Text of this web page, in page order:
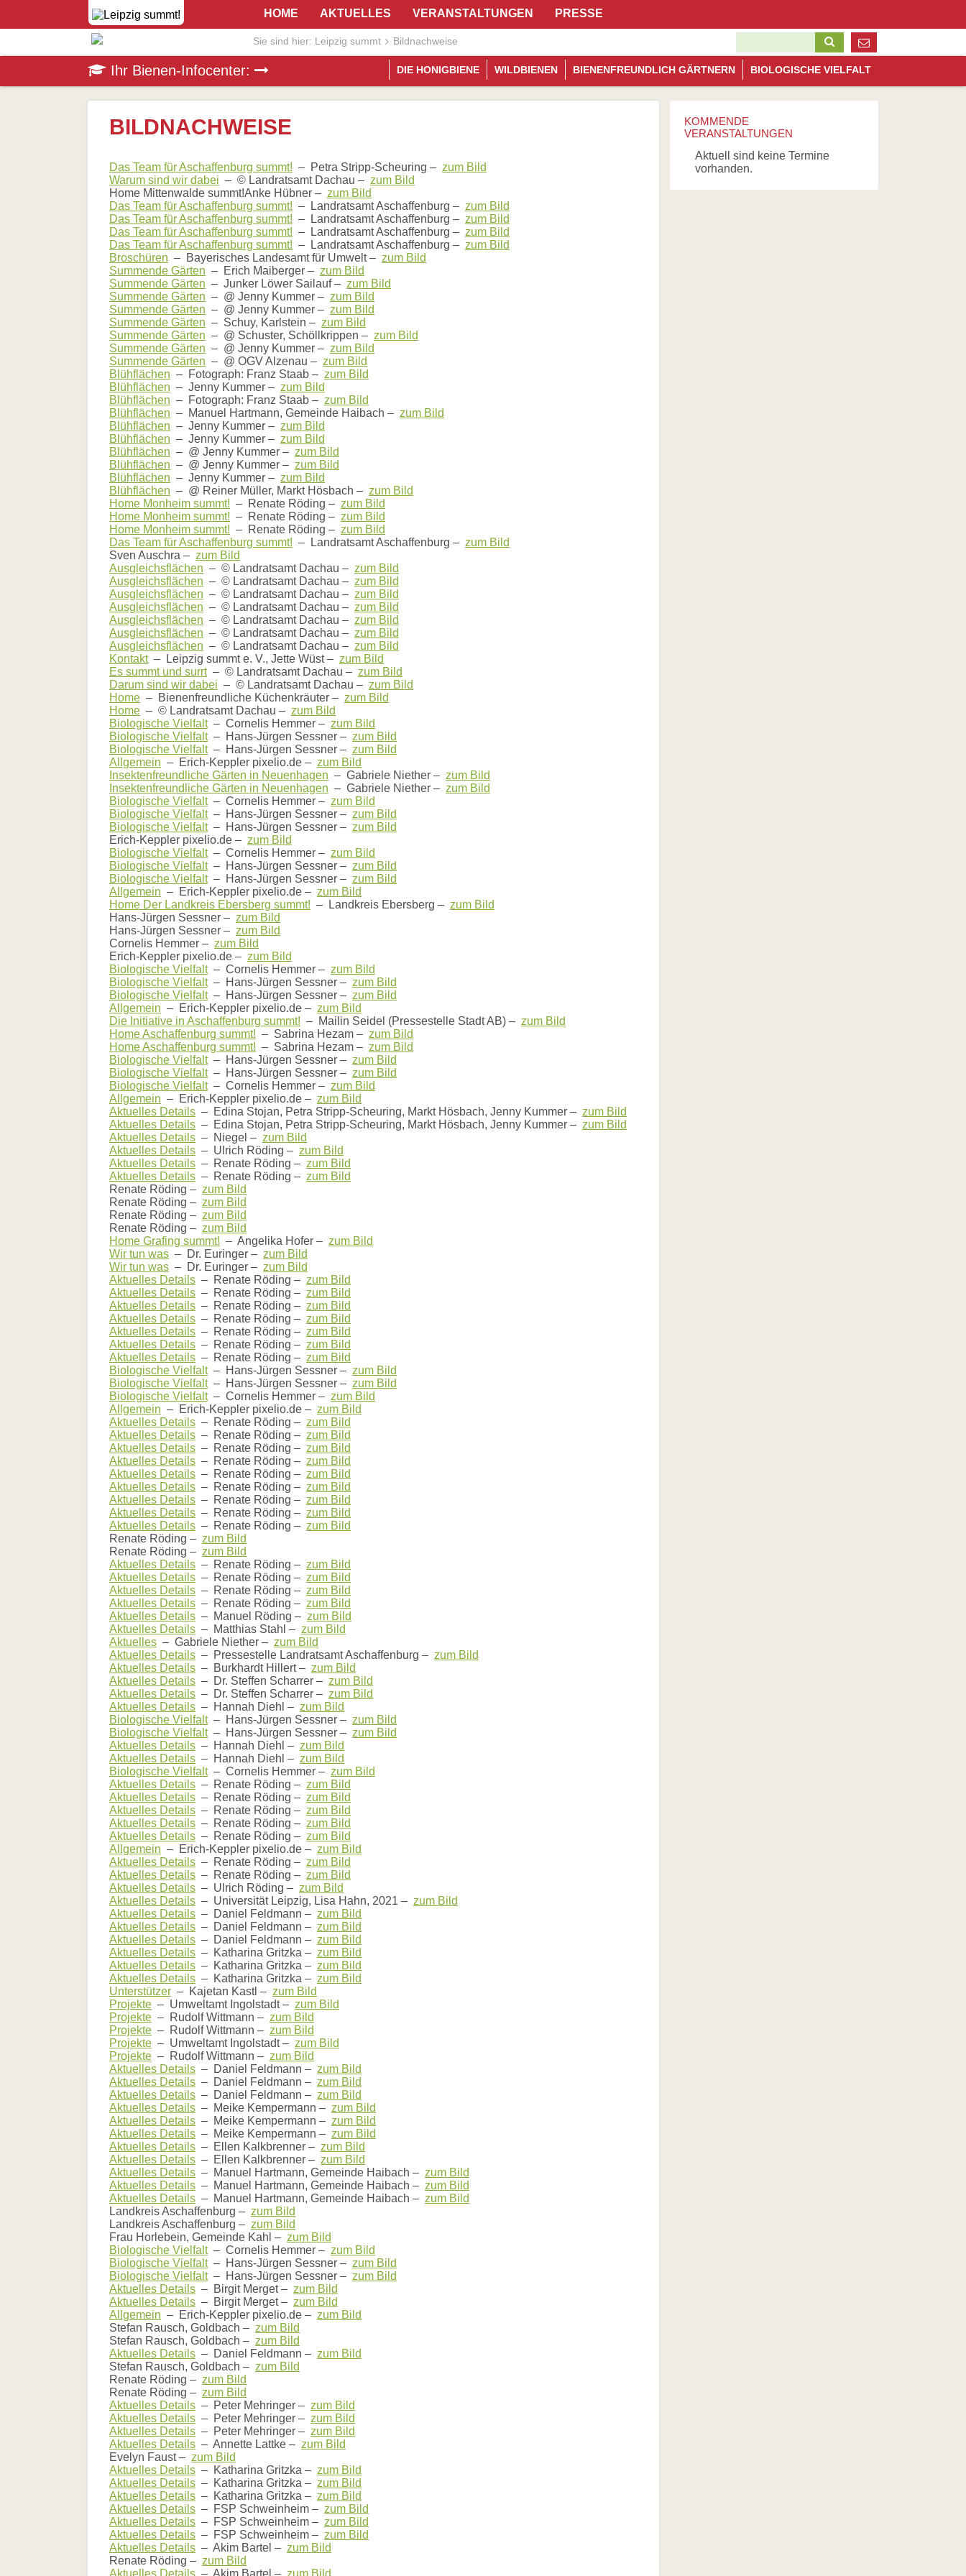
überspringen
Aktuelles
Veranstaltungen
Presse
Pressematerial/Downloads
Pressestimmen
HOME AKTUELLES VERANSTALTUNGEN
PRESSE
Sie sind hier: Leipzig summt Bildnachweise
Ihr Bienen-Infocenter: DIE HONIGBIENE WILDBIENEN BIENENFREUNDLICH GÄRTNERN BIOLOGISCHE VIELFALT
Navigation
überspringen
Die
Honigbiene
Bestäubungsfunktion
Bienensterben
Wesensgemäße
Bienenhaltung
Stadtimkerei
Literatur
Links
Wildbienen
Wildbienenarten
Bestäubungsfunktion
Gefährdung
Schutz
Hilfe
Literatur
Links
Bienenfreundlich
Gärtnern
Allgemein
Links
Biologische
Vielfalt
BILDNACHWEISE
Das Team für Aschaffenburg summt! – Petra Stripp-Scheuring – zum Bild
Warum sind wir dabei – © Landratsamt Dachau – zum Bild
Home Mittenwalde summt!Anke Hübner – zum Bild
Das Team für Aschaffenburg summt! – Landratsamt Aschaffenburg – zum Bild
Das Team für Aschaffenburg summt! – Landratsamt Aschaffenburg – zum Bild
Das Team für Aschaffenburg summt! – Landratsamt Aschaffenburg – zum Bild
Das Team für Aschaffenburg summt! – Landratsamt Aschaffenburg – zum Bild
Broschüren – Bayerisches Landesamt für Umwelt – zum Bild
Summende Gärten – Erich Maiberger – zum Bild
Summende Gärten – Junker Löwer Sailauf – zum Bild
Summende Gärten – @ Jenny Kummer – zum Bild
Summende Gärten – @ Jenny Kummer – zum Bild
Summende Gärten – Schuy, Karlstein – zum Bild
Summende Gärten – @ Schuster, Schöllkrippen – zum Bild
Summende Gärten – @ Jenny Kummer – zum Bild
Summende Gärten – @ OGV Alzenau – zum Bild
Blühflächen – Fotograph: Franz Staab – zum Bild
Blühflächen – Jenny Kummer – zum Bild
Blühflächen – Fotograph: Franz Staab – zum Bild
Blühflächen – Manuel Hartmann, Gemeinde Haibach – zum Bild
Blühflächen – Jenny Kummer – zum Bild
Blühflächen – Jenny Kummer – zum Bild
Blühflächen – @ Jenny Kummer – zum Bild
Blühflächen – @ Jenny Kummer – zum Bild
Blühflächen – Jenny Kummer – zum Bild
Blühflächen – @ Reiner Müller, Markt Hösbach – zum Bild
Home Monheim summt! – Renate Röding – zum Bild
Home Monheim summt! – Renate Röding – zum Bild
Home Monheim summt! – Renate Röding – zum Bild
Das Team für Aschaffenburg summt! – Landratsamt Aschaffenburg – zum Bild
Sven Auschra – zum Bild
Ausgleichsflächen – © Landratsamt Dachau – zum Bild
Ausgleichsflächen – © Landratsamt Dachau – zum Bild
Ausgleichsflächen – © Landratsamt Dachau – zum Bild
Ausgleichsflächen – © Landratsamt Dachau – zum Bild
Ausgleichsflächen – © Landratsamt Dachau – zum Bild
Ausgleichsflächen – © Landratsamt Dachau – zum Bild
Ausgleichsflächen – © Landratsamt Dachau – zum Bild
Kontakt– Leipzig summt e. V., Jette Wüst – zum Bild
Es summt und surrt– © Landratsamt Dachau – zum Bild
Darum sind wir dabei – © Landratsamt Dachau – zum Bild
Home – Bienenfreundliche Küchenkräuter – zum Bild
Home – © Landratsamt Dachau – zum Bild
Biologische Vielfalt– Cornelis Hemmer – zum Bild
Biologische Vielfalt– Hans-Jürgen Sessner – zum Bild
Biologische Vielfalt– Hans-Jürgen Sessner – zum Bild
Allgemein – Erich-Keppler pixelio.de – zum Bild
Insektenfreundliche Gärten in Neuenhagen – Gabriele Niether – zum Bild
Insektenfreundliche Gärten in Neuenhagen – Gabriele Niether – zum Bild
Biologische Vielfalt– Cornelis Hemmer – zum Bild
Biologische Vielfalt– Hans-Jürgen Sessner – zum Bild
Biologische Vielfalt– Hans-Jürgen Sessner – zum Bild
Erich-Keppler pixelio.de – zum Bild
Biologische Vielfalt– Cornelis Hemmer – zum Bild
Biologische Vielfalt– Hans-Jürgen Sessner – zum Bild
Biologische Vielfalt– Hans-Jürgen Sessner – zum Bild
Allgemein – Erich-Keppler pixelio.de – zum Bild
Home Der Landkreis Ebersberg summt! – Landkreis Ebersberg – zum Bild
Hans-Jürgen Sessner – zum Bild
Hans-Jürgen Sessner – zum Bild
Cornelis Hemmer – zum Bild
Erich-Keppler pixelio.de – zum Bild
Biologische Vielfalt– Cornelis Hemmer – zum Bild
Biologische Vielfalt– Hans-Jürgen Sessner – zum Bild
Biologische Vielfalt– Hans-Jürgen Sessner – zum Bild
Allgemein – Erich-Keppler pixelio.de – zum Bild
Die Initiative in Aschaffenburg summt! – Mailin Seidel (Pressestelle Stadt AB) – zum Bild
Home Aschaffenburg summt! – Sabrina Hezam – zum Bild
Home Aschaffenburg summt! – Sabrina Hezam – zum Bild
Biologische Vielfalt– Hans-Jürgen Sessner – zum Bild
Biologische Vielfalt– Hans-Jürgen Sessner – zum Bild
Biologische Vielfalt– Cornelis Hemmer – zum Bild
Allgemein – Erich-Keppler pixelio.de – zum Bild
Aktuelles Details – Edina Stojan, Petra Stripp-Scheuring, Markt Hösbach, Jenny Kummer – zum Bild
Aktuelles Details – Edina Stojan, Petra Stripp-Scheuring, Markt Hösbach, Jenny Kummer – zum Bild
Aktuelles Details – Niegel – zum Bild
Aktuelles Details – Ulrich Röding – zum Bild
Aktuelles Details – Renate Röding – zum Bild
Aktuelles Details – Renate Röding – zum Bild
Renate Röding – zum Bild
Renate Röding – zum Bild
Renate Röding – zum Bild
Renate Röding – zum Bild
Home Grafing summt! – Angelika Hofer – zum Bild
Wir tun was – Dr. Euringer – zum Bild
Wir tun was – Dr. Euringer – zum Bild
Aktuelles Details – Renate Röding – zum Bild
Aktuelles Details – Renate Röding – zum Bild
Aktuelles Details – Renate Röding – zum Bild
Aktuelles Details – Renate Röding – zum Bild
Aktuelles Details – Renate Röding – zum Bild
Aktuelles Details – Renate Röding – zum Bild
Aktuelles Details – Renate Röding – zum Bild
Biologische Vielfalt– Hans-Jürgen Sessner – zum Bild
Biologische Vielfalt– Hans-Jürgen Sessner – zum Bild
Biologische Vielfalt– Cornelis Hemmer – zum Bild
Allgemein – Erich-Keppler pixelio.de – zum Bild
Aktuelles Details – Renate Röding – zum Bild
Aktuelles Details – Renate Röding – zum Bild
Aktuelles Details – Renate Röding – zum Bild
Aktuelles Details – Renate Röding – zum Bild
Aktuelles Details – Renate Röding – zum Bild
Aktuelles Details – Renate Röding – zum Bild
Aktuelles Details – Renate Röding – zum Bild
Aktuelles Details – Renate Röding – zum Bild
Aktuelles Details – Renate Röding – zum Bild
Renate Röding – zum Bild
Renate Röding – zum Bild
Aktuelles Details – Renate Röding – zum Bild
Aktuelles Details – Renate Röding – zum Bild
Aktuelles Details – Renate Röding – zum Bild
Aktuelles Details – Renate Röding – zum Bild
Aktuelles Details – Manuel Röding – zum Bild
Aktuelles Details – Matthias Stahl – zum Bild
Aktuelles – Gabriele Niether – zum Bild
Aktuelles Details – Pressestelle Landratsamt Aschaffenburg – zum Bild
Aktuelles Details – Burkhardt Hillert – zum Bild
Aktuelles Details – Dr. Steffen Scharrer – zum Bild
Aktuelles Details – Dr. Steffen Scharrer – zum Bild
Aktuelles Details – Hannah Diehl – zum Bild
Biologische Vielfalt– Hans-Jürgen Sessner – zum Bild
Biologische Vielfalt– Hans-Jürgen Sessner – zum Bild
Aktuelles Details – Hannah Diehl – zum Bild
Aktuelles Details – Hannah Diehl – zum Bild
Biologische Vielfalt– Cornelis Hemmer – zum Bild
Aktuelles Details – Renate Röding – zum Bild
Aktuelles Details – Renate Röding – zum Bild
Aktuelles Details – Renate Röding – zum Bild
Aktuelles Details – Renate Röding – zum Bild
Aktuelles Details – Renate Röding – zum Bild
Allgemein – Erich-Keppler pixelio.de – zum Bild
Aktuelles Details – Renate Röding – zum Bild
Aktuelles Details – Renate Röding – zum Bild
Aktuelles Details – Ulrich Röding – zum Bild
Aktuelles Details – Universität Leipzig, Lisa Hahn, 2021 – zum Bild
Aktuelles Details – Daniel Feldmann – zum Bild
Aktuelles Details – Daniel Feldmann – zum Bild
Aktuelles Details – Daniel Feldmann – zum Bild
Aktuelles Details – Katharina Gritzka – zum Bild
Aktuelles Details – Katharina Gritzka – zum Bild
Aktuelles Details – Katharina Gritzka – zum Bild
Unterstützer – Kajetan Kastl – zum Bild
Projekte – Umweltamt Ingolstadt – zum Bild
Projekte – Rudolf Wittmann – zum Bild
Projekte – Rudolf Wittmann – zum Bild
Projekte – Umweltamt Ingolstadt – zum Bild
Projekte – Rudolf Wittmann – zum Bild
Aktuelles Details – Daniel Feldmann – zum Bild
Aktuelles Details – Daniel Feldmann – zum Bild
Aktuelles Details – Daniel Feldmann – zum Bild
Aktuelles Details – Meike Kempermann – zum Bild
Aktuelles Details – Meike Kempermann – zum Bild
Aktuelles Details – Meike Kempermann – zum Bild
Aktuelles Details – Ellen Kalkbrenner – zum Bild
Aktuelles Details – Ellen Kalkbrenner – zum Bild
Aktuelles Details – Manuel Hartmann, Gemeinde Haibach – zum Bild
Aktuelles Details – Manuel Hartmann, Gemeinde Haibach – zum Bild
Aktuelles Details – Manuel Hartmann, Gemeinde Haibach – zum Bild
Landkreis Aschaffenburg – zum Bild
Landkreis Aschaffenburg – zum Bild
Frau Horlebein, Gemeinde Kahl – zum Bild
Biologische Vielfalt– Cornelis Hemmer – zum Bild
Biologische Vielfalt– Hans-Jürgen Sessner – zum Bild
Biologische Vielfalt– Hans-Jürgen Sessner – zum Bild
Aktuelles Details – Birgit Merget – zum Bild
Aktuelles Details – Birgit Merget – zum Bild
Allgemein – Erich-Keppler pixelio.de – zum Bild
Stefan Rausch, Goldbach – zum Bild
Stefan Rausch, Goldbach – zum Bild
Aktuelles Details – Daniel Feldmann – zum Bild
Stefan Rausch, Goldbach – zum Bild
Renate Röding – zum Bild
Renate Röding – zum Bild
Aktuelles Details – Peter Mehringer – zum Bild
Aktuelles Details – Peter Mehringer – zum Bild
Aktuelles Details – Peter Mehringer – zum Bild
Aktuelles Details – Annette Lattke – zum Bild
Evelyn Faust – zum Bild
Aktuelles Details – Katharina Gritzka – zum Bild
Aktuelles Details – Katharina Gritzka – zum Bild
Aktuelles Details – Katharina Gritzka – zum Bild
Aktuelles Details – FSP Schweinheim – zum Bild
Aktuelles Details – FSP Schweinheim – zum Bild
Aktuelles Details – FSP Schweinheim – zum Bild
Aktuelles Details – Akim Bartel – zum Bild
Renate Röding – zum Bild
KOMMENDE
VERANSTALTUNGEN
Aktuell sind keine Termine
vorhanden.